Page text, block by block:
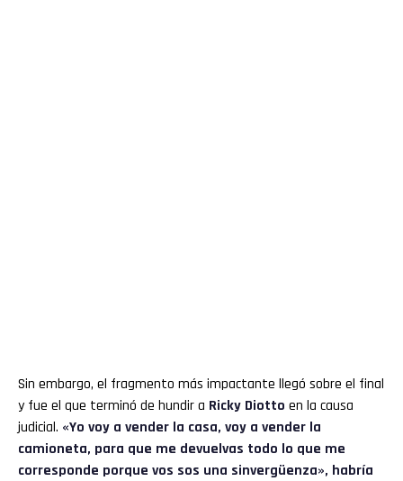
Sin embargo, el fragmento más impactante llegó sobre el final
y fue el que terminó de hundir a Ricky Diotto en la causa
judicial. «Yo voy a vender la casa, voy a vender la
camioneta, para que me devuelvas todo lo que me
corresponde porque vos sos una sinvergüenza», habría